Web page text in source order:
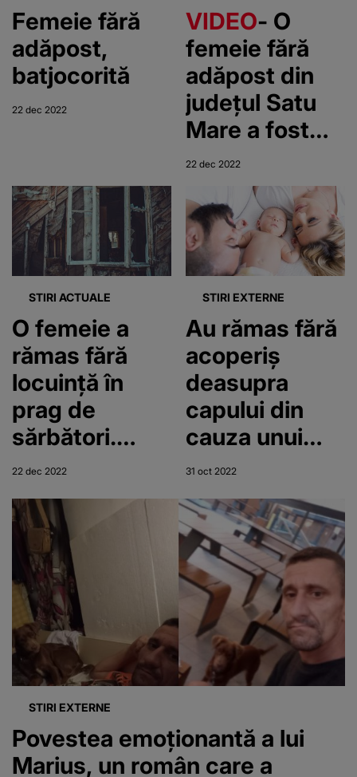
Femeie fără
adăpost,
batjocorită
22 dec 2022
VIDEO- O
femeie fără
adăpost din
județul Satu
Mare a fost
umilită și
agresată de
un grup de
tineri
22 dec 2022
STIRI ACTUALE
O femeie a
rămas fără
locuință în
prag de
sărbători.
Casa a luat
lumânări
22 dec 2022
STIRI EXTERNE
Au rămas fără
acoperiș
deasupra
capului din
cauza unui
mesaj pe
31 oct 2022
STIRI EXTERNE
Povestea emoționantă a lui
Marius, un român care a